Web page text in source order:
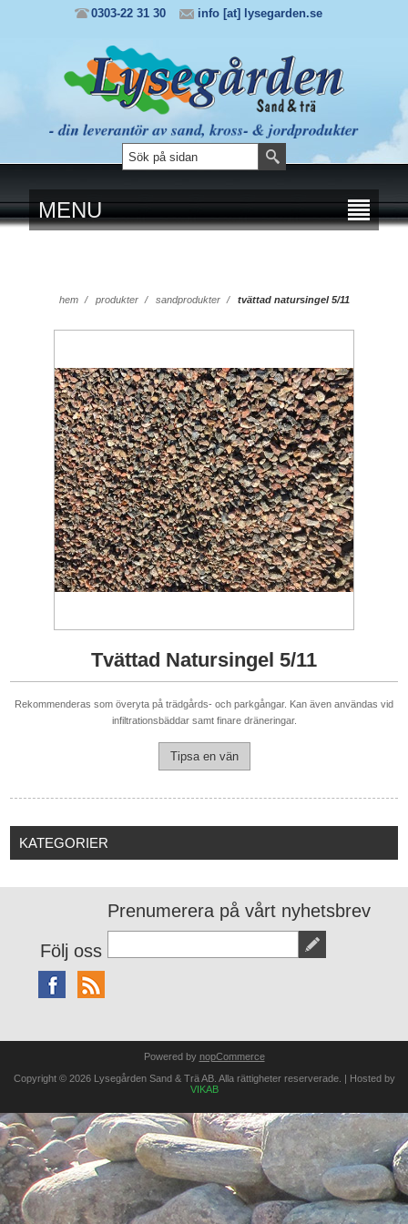
0303-22 31 30 info [at] lysegarden.se
MENU
hem / produkter / sandprodukter / tvättad natursingel 5/11
Tvättad Natursingel 5/11
Rekommenderas som överyta på trädgårds- och parkgångar. Kan även användas vid
infiltrationsbäddar samt finare dräneringar.
KATEGORIER
Följ oss
Prenumerera på vårt nyhetsbrev
Powered by nopCommerce
Copyright © 2026 Lysegården Sand & Trä AB. Alla rättigheter reserverade. | Hosted by
VIKAB